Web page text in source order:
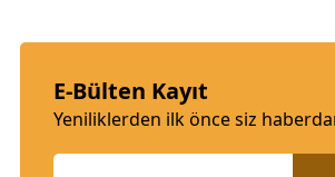
E-Bülten Kayıt
Yeniliklerden ilk önce siz